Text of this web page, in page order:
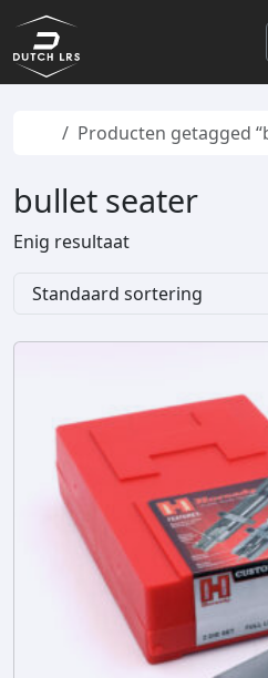
Skip to content
Skip to footer
Home
Producten getagged
bullet seater
Enig resultaat